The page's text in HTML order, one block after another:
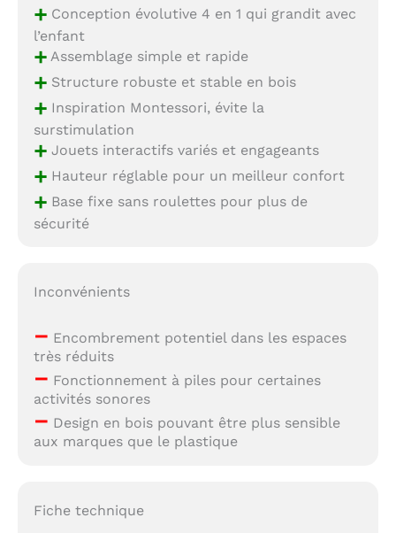
+Conception évolutive 4 en 1 qui grandit avec
l’enfant
+Assemblage simple et rapide
+Structure robuste et stable en bois
+Inspiration Montessori, évite la
surstimulation
+Jouets interactifs variés et engageants
+Hauteur réglable pour un meilleur confort
+Base fixe sans roulettes pour plus de
sécurité
Inconvénients
– Encombrement potentiel dans les espaces
très réduits
– Fonctionnement à piles pour certaines
activités sonores
– Design en bois pouvant être plus sensible
aux marques que le plastique
Fiche technique